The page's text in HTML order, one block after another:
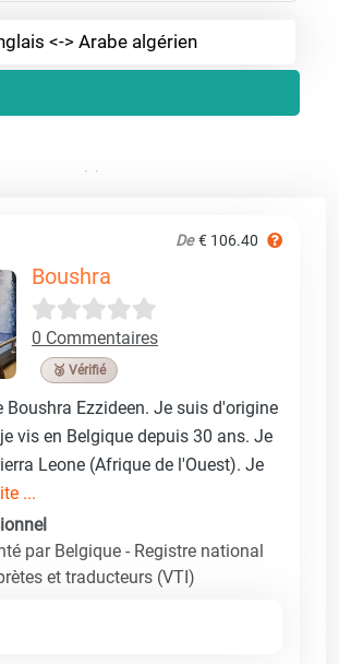
<-> Arabe algérien
De € 106.40
Boushra
0 Commentaires
🥉 Vérifié
Boushra Ezzideen. Je suis d'origine
vis en Belgique depuis 30 ans. Je
Leone (Afrique de l'Ouest). Je
...
par Belgique - Registre national
et traducteurs (VTI)